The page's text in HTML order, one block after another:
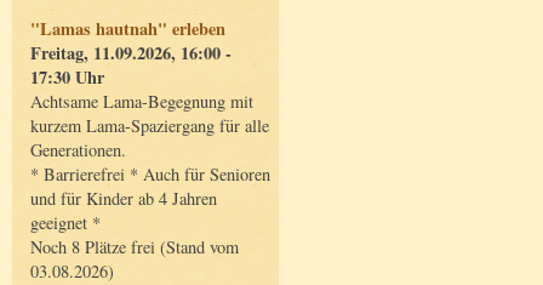
"Lamas hautnah" erleben
Freitag, 11.09.2026, 16:00 -
17:30 Uhr
Achtsame Lama-Begegnung mit
kurzem Lama-Spaziergang für alle
Generationen.
* Barrierefrei * Auch für Senioren
und für Kinder ab 4 Jahren
geeignet *
Noch 8 Plätze frei (Stand vom
03.08.2026)